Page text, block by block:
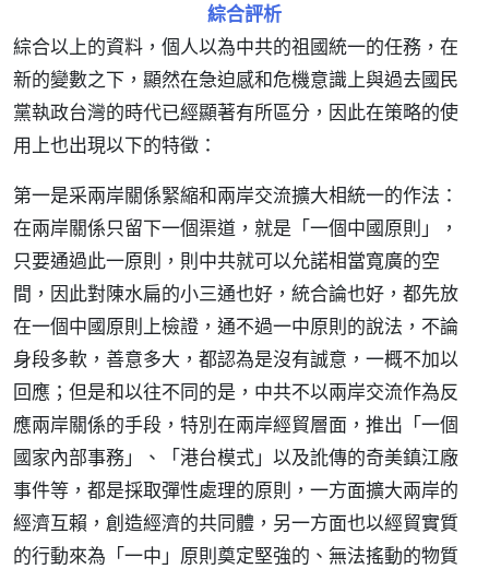
綜合評析
綜合以上的資料，個人以為中共的祖國統一的任務，在
新的變數之下，顯然在急迫感和危機意識上與過去國民
黨執政台灣的時代已經顯著有所區分，因此在策略的使
用上也出現以下的特徵：
第一是采兩岸關係緊縮和兩岸交流擴大相統一的作法：
在兩岸關係只留下一個渠道，就是「一個中國原則」，
只要通過此一原則，則中共就可以允諾相當寬廣的空
間，因此對陳水扁的小三通也好，統合論也好，都先放
在一個中國原則上檢證，通不過一中原則的說法，不論
身段多軟，善意多大，都認為是沒有誠意，一概不加以
回應；但是和以往不同的是，中共不以兩岸交流作為反
應兩岸關係的手段，特別在兩岸經貿層面，推出「一個
國家內部事務」、「港台模式」以及訛傳的奇美鎮江廠
事件等，都是採取彈性處理的原則，一方面擴大兩岸的
經濟互賴，創造經濟的共同體，另一方面也以經貿實質
的行動來為「一中」原則奠定堅強的、無法搖動的物質